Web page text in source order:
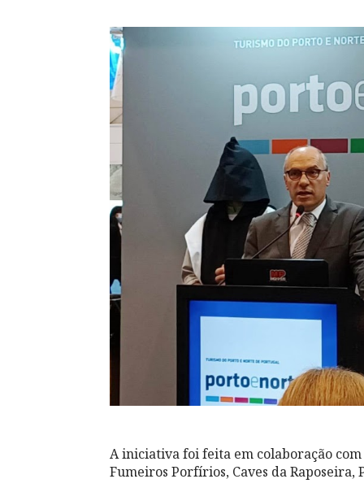
A iniciativa foi feita em colaboração
Fumeiros Porfírios, Caves da Raposeira,